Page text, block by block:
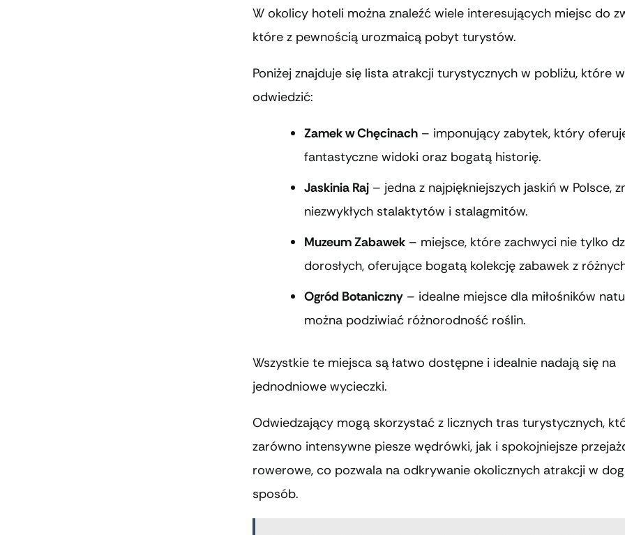
W okolicy hoteli można znaleźć wiele interesujących miejsc do
które z pewnością urozmaicą pobyt turystów.
Poniżej znajduje się lista atrakcji turystycznych w pobliżu, które
odwiedzić:
Zamek w Chęcinach – imponujący zabytek, który
fantastyczne widoki oraz bogatą historię.
Jaskinia Raj – jedna z najpiękniejszych jaskiń w Polsce,
niezwykłych stalaktytów i stalagmitów.
Muzeum Zabawek – miejsce, które zachwyci nie tylko
dorosłych, oferujące bogatą kolekcję zabawek z
Ogród Botaniczny – idealne miejsce dla miłośników
można podziwiać różnorodność roślin.
Wszystkie te miejsca są łatwo dostępne i idealnie nadają się na
jednodniowe wycieczki.
Odwiedzający mogą skorzystać z licznych tras turystycznych,
zarówno intensywne piesze wędrówki, jak i spokojniejsze
rowerowe, co pozwala na odkrywanie okolicznych atrakcji w
sposób.